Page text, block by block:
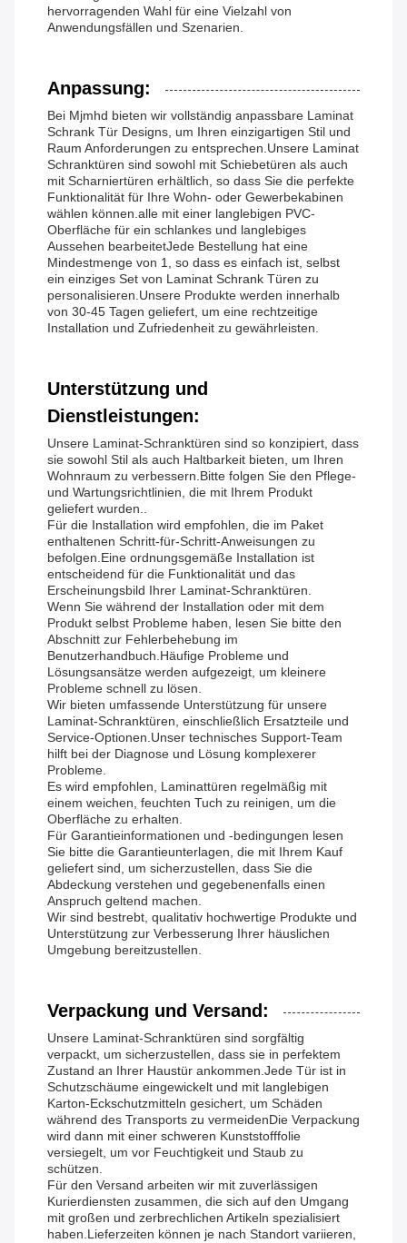
hervorragenden Wahl für eine Vielzahl von
Anwendungsfällen und Szenarien.
Anpassung:
Bei Mjmhd bieten wir vollständig anpassbare Laminat
Schrank Tür Designs, um Ihren einzigartigen Stil und
Raum Anforderungen zu entsprechen.Unsere Laminat
Schranktüren sind sowohl mit Schiebetüren als auch
mit Scharniertüren erhältlich, so dass Sie die perfekte
Funktionalität für Ihre Wohn- oder Gewerbekabinen
wählen können.alle mit einer langlebigen PVC-
Oberfläche für ein schlankes und langlebiges
Aussehen bearbeitetJede Bestellung hat eine
Mindestmenge von 1, so dass es einfach ist, selbst
ein einziges Set von Laminat Schrank Türen zu
personalisieren.Unsere Produkte werden innerhalb
von 30-45 Tagen geliefert, um eine rechtzeitige
Installation und Zufriedenheit zu gewährleisten.
Unterstützung und
Dienstleistungen:
Unsere Laminat-Schranktüren sind so konzipiert, dass
sie sowohl Stil als auch Haltbarkeit bieten, um Ihren
Wohnraum zu verbessern.Bitte folgen Sie den Pflege-
und Wartungsrichtlinien, die mit Ihrem Produkt
geliefert wurden..
Für die Installation wird empfohlen, die im Paket
enthaltenen Schritt-für-Schritt-Anweisungen zu
befolgen.Eine ordnungsgemäße Installation ist
entscheidend für die Funktionalität und das
Erscheinungsbild Ihrer Laminat-Schranktüren.
Wenn Sie während der Installation oder mit dem
Produkt selbst Probleme haben, lesen Sie bitte den
Abschnitt zur Fehlerbehebung im
Benutzerhandbuch.Häufige Probleme und
Lösungsansätze werden aufgezeigt, um kleinere
Probleme schnell zu lösen.
Wir bieten umfassende Unterstützung für unsere
Laminat-Schranktüren, einschließlich Ersatzteile und
Service-Optionen.Unser technisches Support-Team
hilft bei der Diagnose und Lösung komplexerer
Probleme.
Es wird empfohlen, Laminattüren regelmäßig mit
einem weichen, feuchten Tuch zu reinigen, um die
Oberfläche zu erhalten.
Für Garantieinformationen und -bedingungen lesen
Sie bitte die Garantieunterlagen, die mit Ihrem Kauf
geliefert sind, um sicherzustellen, dass Sie die
Abdeckung verstehen und gegebenenfalls einen
Anspruch geltend machen.
Wir sind bestrebt, qualitativ hochwertige Produkte und
Unterstützung zur Verbesserung Ihrer häuslichen
Umgebung bereitzustellen.
Verpackung und Versand:
Unsere Laminat-Schranktüren sind sorgfältig
verpackt, um sicherzustellen, dass sie in perfektem
Zustand an Ihrer Haustür ankommen.Jede Tür ist in
Schutzschäume eingewickelt und mit langlebigen
Karton-Eckschutzmitteln gesichert, um Schäden
während des Transports zu vermeidenDie Verpackung
wird dann mit einer schweren Kunststofffolie
versiegelt, um vor Feuchtigkeit und Staub zu
schützen.
Für den Versand arbeiten wir mit zuverlässigen
Kurierdiensten zusammen, die sich auf den Umgang
mit großen und zerbrechlichen Artikeln spezialisiert
haben.Lieferzeiten können je nach Standort variieren,